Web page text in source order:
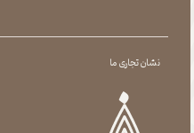
نشان تجاری ما